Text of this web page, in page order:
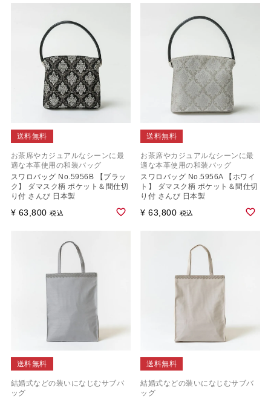
送料無料
お茶席やカジュアルなシーンに最
適な本革使用の和装バッグ
スワロバッグ No.5956B 【ブラッ
ク】 ダマスク柄 ポケット＆間仕切
り付 さんび 日本製
¥ 63,800 税込
送料無料
お茶席やカジュアルなシーンに最
適な本革使用の和装バッグ
スワロバッグ No.5956A 【ホワイ
ト】 ダマスク柄 ポケット＆間仕切
り付 さんび 日本製
¥ 63,800 税込
送料無料
結婚式などの装いになじむサブバ
ッグ
送料無料
結婚式などの装いになじむサブバ
ッグ